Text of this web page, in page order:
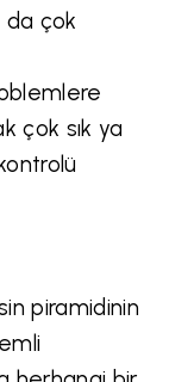
da çok
çok sık ya
piramidinin